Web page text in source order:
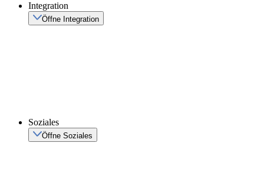
Integration
Öffne Integration
Soziales
Öffne Soziales